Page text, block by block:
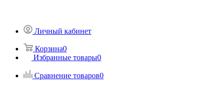
Личный кабинет
Корзина0
Избранные товары0
Сравнение товаров0